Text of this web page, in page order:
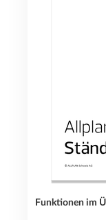
Funktionen im